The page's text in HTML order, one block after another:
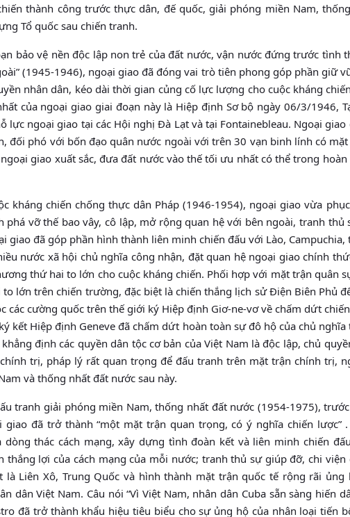
thành công trước thực dân, đế quốc, giải phóng miền Nam,
Tổ quốc sau chiến tranh.
bảo vệ nền độc lập non trẻ của đất nước, vận nước đứng trước tình
(1945-1946), ngoại giao đã đóng vai trò tiên phong góp phần giữ
nhân dân, kéo dài thời gian củng cố lực lượng cho cuộc kháng
của ngoại giao giai đoạn này là Hiệp định Sơ bộ ngày 06/3/1946,
lực ngoại giao tại các Hội nghị Đà Lạt và tại Fontainebleau. Ngoại
đối phó với bốn đạo quân nước ngoài với trên 30 vạn binh lính có
giao xuất sắc, đưa đất nước vào thế tối ưu nhất có thể trong
kháng chiến chống thực dân Pháp (1946-1954), ngoại giao vừa
phá vỡ thế bao vây, cô lập, mở rộng quan hệ với bên ngoài, tranh thủ
giao đã góp phần hình thành liên minh chiến đấu với Lào, Campuchia,
nước xã hội chủ nghĩa công nhận, đặt quan hệ ngoại giao chính
thứ hai to lớn cho cuộc kháng chiến. Phối hợp với mặt trận quân
lớn trên chiến trường, đặc biệt là chiến thắng lịch sử Điện Biên Phủ
các cường quốc trên thế giới ký Hiệp định Giơ-ne-vơ về chấm dứt
kết Hiệp định Geneve đã chấm dứt hoàn toàn sự đô hộ của chủ
định các quyền dân tộc cơ bản của Việt Nam là độc lập, chủ
trị, pháp lý rất quan trọng để đấu tranh trên mặt trận chính trị,
và thống nhất đất nước sau này.
tranh giải phóng miền Nam, thống nhất đất nước (1954-1975),
giao đã trở thành “một mặt trận quan trọng, có ý nghĩa chiến
dòng thác cách mạng, xây dựng tình đoàn kết và liên minh chiến
thắng lợi của cách mạng của mỗi nước; tranh thủ sự giúp đỡ, chi viện
là Liên Xô, Trung Quốc và hình thành mặt trận quốc tế rộng rãi
dân Việt Nam. Câu nói “Vì Việt Nam, nhân dân Cuba sẵn sàng hiến
đã trở thành khẩu hiệu tiêu biểu cho sự ủng hộ của nhân loại tiến